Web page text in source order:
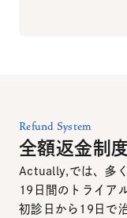
Refund System
全額返金制
Actually,では、多
19日間のトライア
初診日から19日で